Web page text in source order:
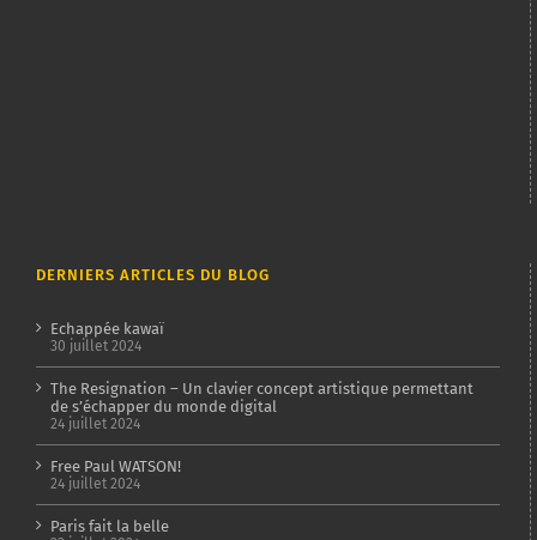
DERNIERS ARTICLES DU BLOG
Echappée kawaï
30 juillet 2024
The Resignation – Un clavier concept artistique permettant
de s’échapper du monde digital
24 juillet 2024
Free Paul WATSON!
24 juillet 2024
Paris fait la belle